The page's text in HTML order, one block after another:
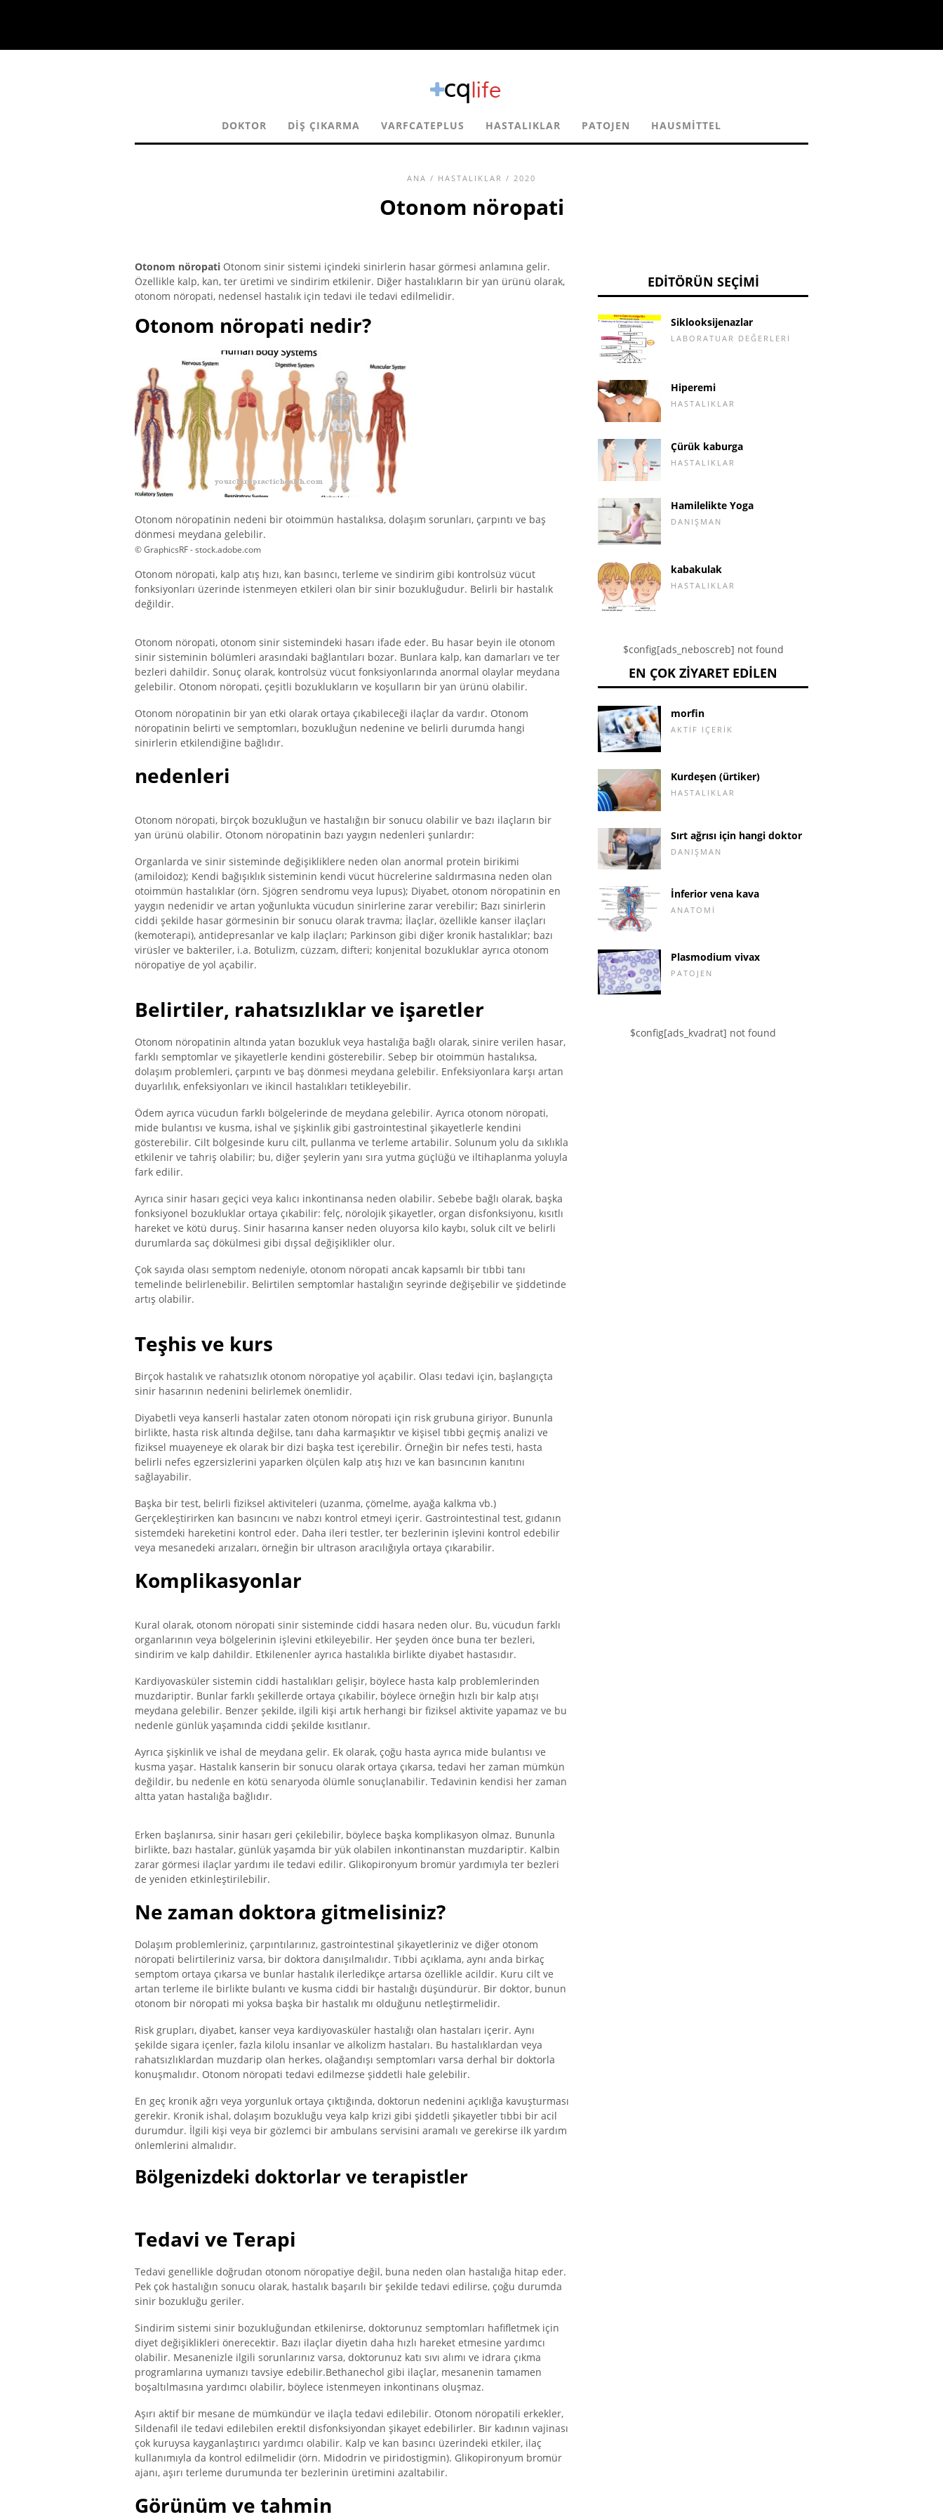
DOKTOR DIŞ ÇIKARMA VARFCATEPLUS HASTALIKLAR PATOJEN HAUSMITTEL
ANA / HASTALIKLAR / 2020
Otonom nöropati
Otonom nöropati Otonom sinir sistemi içindeki sinirlerin hasar görmesi anlamına gelir.
Özellikle kalp, kan, ter üretimi ve sindirim etkilenir. Diğer hastalıkların bir yan ürünü olarak,
otonom nöropati, nedensel hastalık için tedavi ile tedavi edilmelidir.
Otonom nöropati nedir?
Otonom nöropatinin nedeni bir otoimmün hastalıksa, dolaşım sorunları, çarpıntı ve baş
dönmesi meydana gelebilir.
© GraphicsRF - stock.adobe.com
Otonom nöropati, kalp atış hızı, kan basıncı, terleme ve sindirim gibi kontrolsüz vücut
fonksiyonları üzerinde istenmeyen etkileri olan bir sinir bozukluğudur. Belirli bir hastalık
değildir.
Otonom nöropati, otonom sinir sistemindeki hasarı ifade eder. Bu hasar beyin ile otonom
sinir sisteminin bölümleri arasındaki bağlantıları bozar. Bunlara kalp, kan damarları ve ter
bezleri dahildir. Sonuç olarak, kontrolsüz vücut fonksiyonlarında anormal olaylar meydana
gelebilir. Otonom nöropati, çeşitli bozuklukların ve koşulların bir yan ürünü olabilir.
Otonom nöropatinin bir yan etki olarak ortaya çıkabileceği ilaçlar da vardır. Otonom
nöropatinin belirti ve semptomları, bozukluğun nedenine ve belirli durumda hangi
sinirlerin etkilendiğine bağlıdır.
nedenleri
Otonom nöropati, birçok bozukluğun ve hastalığın bir sonucu olabilir ve bazı ilaçların bir
yan ürünü olabilir. Otonom nöropatinin bazı yaygın nedenleri şunlardır:
Organlarda ve sinir sisteminde değişikliklere neden olan anormal protein birikimi
(amiloidoz); Kendi bağışıklık sisteminin kendi vücut hücrelerine saldırmasına neden olan
otoimmün hastalıklar (örn. Sjögren sendromu veya lupus); Diyabet, otonom nöropatinin en
yaygın nedenidir ve artan yoğunlukta vücudun sinirlerine zarar verebilir; Bazı sinirlerin
ciddi şekilde hasar görmesinin bir sonucu olarak travma; İlaçlar, özellikle kanser ilaçları
(kemoterapi), antidepresanlar ve kalp ilaçları; Parkinson gibi diğer kronik hastalıklar; bazı
virüsler ve bakteriler, i.a. Botulizm, cüzzam, difteri; konjenital bozukluklar ayrıca otonom
nöropatiye de yol açabilir.
Belirtiler, rahatsızlıklar ve işaretler
Otonom nöropatinin altında yatan bozukluk veya hastalığa bağlı olarak, sinire verilen hasar,
farklı semptomlar ve şikayetlerle kendini gösterebilir. Sebep bir otoimmün hastalıksa,
dolaşım problemleri, çarpıntı ve baş dönmesi meydana gelebilir. Enfeksiyonlara karşı artan
duyarlılık, enfeksiyonları ve ikincil hastalıkları tetikleyebilir.
Ödem ayrıca vücudun farklı bölgelerinde de meydana gelebilir. Ayrıca otonom nöropati,
mide bulantısı ve kusma, ishal ve şişkinlik gibi gastrointestinal şikayetlerle kendini
gösterebilir. Cilt bölgesinde kuru cilt, pullanma ve terleme artabilir. Solunum yolu da sıklıkla
etkilenir ve tahriş olabilir; bu, diğer şeylerin yanı sıra yutma güçlüğü ve iltihaplanma yoluyla
fark edilir.
Ayrıca sinir hasarı geçici veya kalıcı inkontinansa neden olabilir. Sebebe bağlı olarak, başka
fonksiyonel bozukluklar ortaya çıkabilir: felç, nörolojik şikayetler, organ disfonksiyonu, kısıtlı
hareket ve kötü duruş. Sinir hasarına kanser neden oluyorsa kilo kaybı, soluk cilt ve belirli
durumlarda saç dökülmesi gibi dışsal değişiklikler olur.
Çok sayıda olası semptom nedeniyle, otonom nöropati ancak kapsamlı bir tıbbi tanı
temelinde belirlenebilir. Belirtilen semptomlar hastalığın seyrinde değişebilir ve şiddetinde
artış olabilir.
Teşhis ve kurs
Birçok hastalık ve rahatsızlık otonom nöropatiye yol açabilir. Olası tedavi için, başlangıçta
sinir hasarının nedenini belirlemek önemlidir.
Diyabetli veya kanserli hastalar zaten otonom nöropati için risk grubuna giriyor. Bununla
birlikte, hasta risk altında değilse, tanı daha karmaşıktır ve kişisel tıbbi geçmiş analizi ve
fiziksel muayeneye ek olarak bir dizi başka test içerebilir. Örneğin bir nefes testi, hasta
belirli nefes egzersizlerini yaparken ölçülen kalp atış hızı ve kan basıncının kanıtını
sağlayabilir.
Başka bir test, belirli fiziksel aktiviteleri (uzanma, çömelme, ayağa kalkma vb.)
Gerçekleştirirken kan basıncını ve nabzı kontrol etmeyi içerir. Gastrointestinal test, gıdanın
sistemdeki hareketini kontrol eder. Daha ileri testler, ter bezlerinin işlevini kontrol edebilir
veya mesanedeki arızaları, örneğin bir ultrason aracılığıyla ortaya çıkarabilir.
Komplikasyonlar
Kural olarak, otonom nöropati sinir sisteminde ciddi hasara neden olur. Bu, vücudun farklı
organlarının veya bölgelerinin işlevini etkileyebilir. Her şeyden önce buna ter bezleri,
sindirim ve kalp dahildir. Etkilenenler ayrıca hastalıkla birlikte diyabet hastasıdır.
Kardiyovasküler sistemin ciddi hastalıkları gelişir, böylece hasta kalp problemlerinden
muzdariptir. Bunlar farklı şekillerde ortaya çıkabilir, böylece örneğin hızlı bir kalp atışı
meydana gelebilir. Benzer şekilde, ilgili kişi artık herhangi bir fiziksel aktivite yapamaz ve bu
nedenle günlük yaşamında ciddi şekilde kısıtlanır.
Ayrıca şişkinlik ve ishal de meydana gelir. Ek olarak, çoğu hasta ayrıca mide bulantısı ve
kusma yaşar. Hastalık kanserin bir sonucu olarak ortaya çıkarsa, tedavi her zaman mümkün
değildir, bu nedenle en kötü senaryoda ölümle sonuçlanabilir. Tedavinin kendisi her zaman
altta yatan hastalığa bağlıdır.
Erken başlanırsa, sinir hasarı geri çekilebilir, böylece başka komplikasyon olmaz. Bununla
birlikte, bazı hastalar, günlük yaşamda bir yük olabilen inkontinanstan muzdariptir. Kalbin
zarar görmesi ilaçlar yardımı ile tedavi edilir. Glikopironyum bromür yardımıyla ter bezleri
de yeniden etkinleştirilebilir.
Ne zaman doktora gitmelisiniz?
Dolaşım problemleriniz, çarpıntılarınız, gastrointestinal şikayetleriniz ve diğer otonom
nöropati belirtileriniz varsa, bir doktora danışılmalıdır. Tıbbi açıklama, aynı anda birkaç
semptom ortaya çıkarsa ve bunlar hastalık ilerledikçe artarsa ​​özellikle acildir. Kuru cilt ve
artan terleme ile birlikte bulantı ve kusma ciddi bir hastalığı düşündürür. Bir doktor, bunun
otonom bir nöropati mi yoksa başka bir hastalık mı olduğunu netleştirmelidir.
Risk grupları, diyabet, kanser veya kardiyovasküler hastalığı olan hastaları içerir. Aynı
şekilde sigara içenler, fazla kilolu insanlar ve alkolizm hastaları. Bu hastalıklardan veya
rahatsızlıklardan muzdarip olan herkes, olağandışı semptomları varsa derhal bir doktorla
konuşmalıdır. Otonom nöropati tedavi edilmezse şiddetli hale gelebilir.
En geç kronik ağrı veya yorgunluk ortaya çıktığında, doktorun nedenini açıklığa kavuşturması
gerekir. Kronik ishal, dolaşım bozukluğu veya kalp krizi gibi şiddetli şikayetler tıbbi bir acil
durumdur. İlgili kişi veya bir gözlemci bir ambulans servisini aramalı ve gerekirse ilk yardım
önlemlerini almalıdır.
Bölgenizdeki doktorlar ve terapistler
Tedavi ve Terapi
Tedavi genellikle doğrudan otonom nöropatiye değil, buna neden olan hastalığa hitap eder.
Pek çok hastalığın sonucu olarak, hastalık başarılı bir şekilde tedavi edilirse, çoğu durumda
sinir bozukluğu geriler.
Sindirim sistemi sinir bozukluğundan etkilenirse, doktorunuz semptomları hafifletmek için
diyet değişiklikleri önerecektir. Bazı ilaçlar diyetin daha hızlı hareket etmesine yardımcı
olabilir. Mesanenizle ilgili sorunlarınız varsa, doktorunuz katı sıvı alımı ve idrara çıkma
programlarına uymanızı tavsiye edebilir.Bethanechol gibi ilaçlar, mesanenin tamamen
boşaltılmasına yardımcı olabilir, böylece istenmeyen inkontinans oluşmaz.
Aşırı aktif bir mesane de mümkündür ve ilaçla tedavi edilebilir. Otonom nöropatili erkekler,
Sildenafil ile tedavi edilebilen erektil disfonksiyondan şikayet edebilirler. Bir kadının vajinası
çok kuruysa kayganlaştırıcı yardımcı olabilir. Kalp ve kan basıncı üzerindeki etkiler, ilaç
kullanımıyla da kontrol edilmelidir (örn. Midodrin ve piridostigmin). Glikopironyum bromür
ajanı, aşırı terleme durumunda ter bezlerinin üretimini azaltabilir.
Görünüm ve tahmin
EDITÖRÜN SEÇIMI
Siklooksijenazlar
LABORATUAR DEĞERLERI
Hiperemi
HASTALIKLAR
Çürük kaburga
HASTALIKLAR
Hamilelikte Yoga
DANIŞMAN
kabakulak
HASTALIKLAR
$config[ads_neboscreb] not found
EN ÇOK ZIYARET EDILEN
morfin
AKTIF IÇERIK
Kurdeşen (ürtiker)
HASTALIKLAR
Sırt ağrısı için hangi doktor
DANIŞMAN
İnferior vena kava
ANATOMI
Plasmodium vivax
PATOJEN
$config[ads_kvadrat] not found